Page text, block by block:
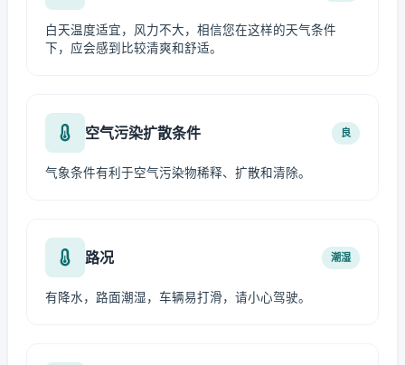
白天温度适宜，风力不大，相信您在这样的天气条件
下，应会感到比较清爽和舒适。
空气污染扩散条件 良
气象条件有利于空气污染物稀释、扩散和清除。
路况 潮湿
有降水，路面潮湿，车辆易打滑，请小心驾驶。